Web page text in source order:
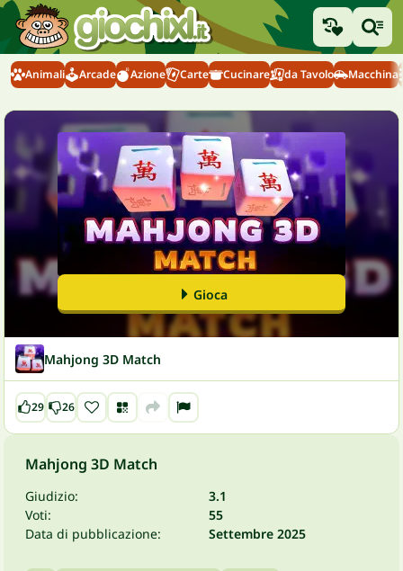
Animali Arcade Azione Carte Cucinare da Tavolo Macchina
Gioca
Mahjong 3D Match
29 26
Mahjong 3D Match
Giudizio:
3.1
Voti:
55
Data di pubblicazione:
Settembre 2025